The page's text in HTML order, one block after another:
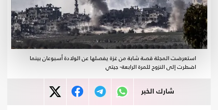
استعرضت المجلة قصة شابة من غزة يفصلها عن الولادة أسبوعان بينما
اضطرت إلى النزوح للمرة الرابعة- جيتي
شارك الخبر